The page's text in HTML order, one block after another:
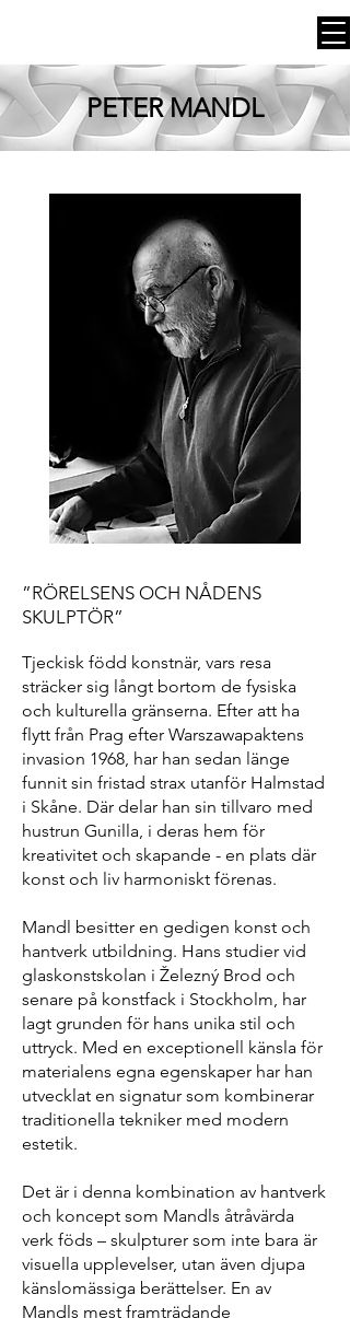
PETER MANDL
”RÖRELSENS OCH NÅDENS
SKULPTÖR”
Tjeckisk född konstnär, vars resa
sträcker sig långt bortom de fysiska
och kulturella gränserna. Efter att ha
flytt från Prag efter Warszawapaktens
invasion 1968, har han sedan länge
funnit sin fristad strax utanför Halmstad
i Skåne. Där delar han sin tillvaro med
hustrun Gunilla, i deras hem för
kreativitet och skapande - en plats där
konst och liv harmoniskt förenas.
Mandl besitter en gedigen konst och
hantverk utbildning. Hans studier vid
glaskonstskolan i Železný Brod och
senare på konstfack i Stockholm, har
lagt grunden för hans unika stil och
uttryck. Med en exceptionell känsla för
materialens egna egenskaper har han
utvecklat en signatur som kombinerar
traditionella tekniker med modern
estetik.
Det är i denna kombination av hantverk
och koncept som Mandls åtråvärda
verk föds – skulpturer som inte bara är
visuella upplevelser, utan även djupa
känslomässiga berättelser. En av
Mandls mest framträdande